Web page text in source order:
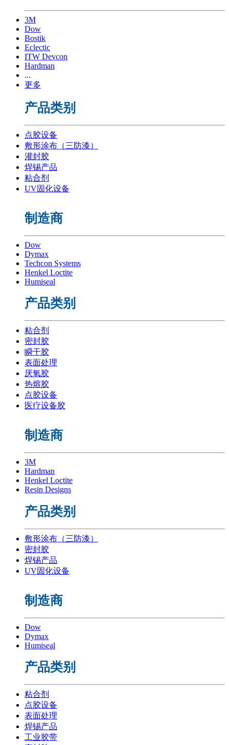
3M
Dow
Bostik
Eclectic
ITW Devcon
Hardman
...
更多
产品类别
点胶设备
敷形涂布（三防漆）
灌封胶
焊锡产品
粘合剂
UV固化设备
制造商
Dow
Dymax
Techcon Systems
Henkel Loctite
Humiseal
产品类别
粘合剂
密封胶
瞬干胶
表面处理
厌氧胶
热熔胶
点胶设备
医疗设备胶
制造商
3M
Hardman
Henkel Loctite
Resin Designs
产品类别
敷形涂布（三防漆）
密封胶
焊锡产品
UV固化设备
制造商
Dow
Dymax
Humiseal
产品类别
粘合剂
点胶设备
表面处理
焊锡产品
工业胶带